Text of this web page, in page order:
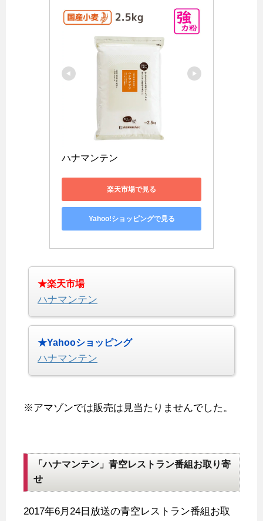
ハナマンテン
楽天市場で見る
Yahoo!ショッピングで見る
★楽天市場
ハナマンテン
★Yahooショッピング
ハナマンテン
※アマゾンでは販売は見当たりませんでした。
「ハナマンテン」青空レストラン番組お取り寄
せ
2017年6月24日放送の青空レストラン番組お取